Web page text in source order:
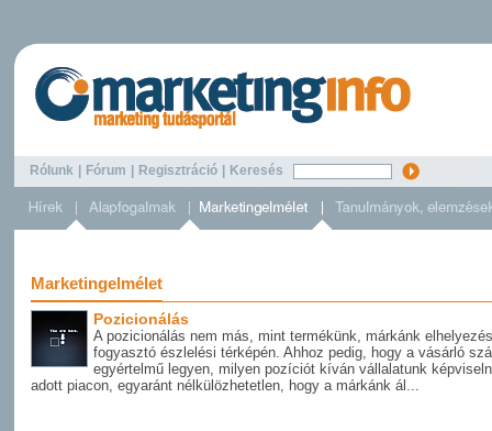
Rólunk Fórum Regisztráció Keresés
Marketingelmélet
Pozicionálás
A pozicionálás nem más, mint termékünk, márkánk
fogyasztó észlelési térképén. Ahhoz pedig, hogy a vásárló
egyértelmű legyen, milyen pozíciót kíván vállalatunk
adott piacon, egyaránt nélkülözhetetlen, hogy a márkánk ál...